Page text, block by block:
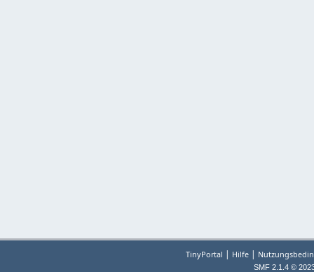
TinyPortal | Hilfe |
SMF 2.1.4 ©